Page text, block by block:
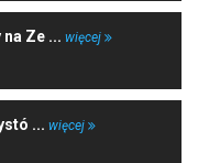
Ze ... więcej
... więcej